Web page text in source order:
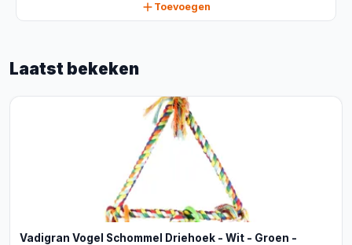
Toevoegen
Laatst bekeken
Vadigran Vogel Schommel Driehoek - Wit - Groen -